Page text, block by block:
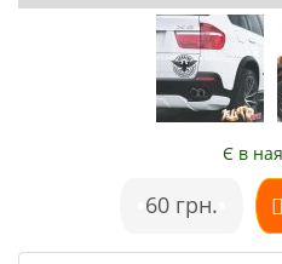
Є в
60 грн.